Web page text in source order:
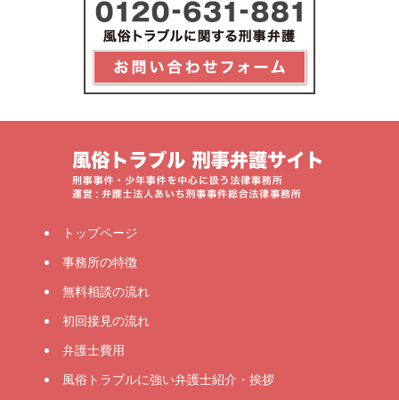
トップページ
事務所の特徴
無料相談の流れ
初回接見の流れ
弁護士費用
風俗トラブルに強い弁護士紹介・挨拶